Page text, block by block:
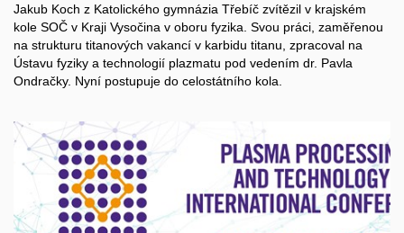
Jakub Koch z Katolického gymnázia Třebíč zvítězil v krajském
kole SOČ v Kraji Vysočina v oboru fyzika. Svou práci, zaměřenou
na strukturu titanových vakancí v karbidu titanu, zpracoval na
Ústavu fyziky a technologií plazmatu pod vedením dr. Pavla
Ondračky. Nyní postupuje do celostátního kola.